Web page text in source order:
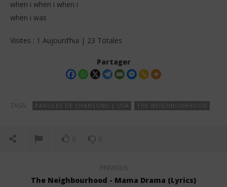
when i when i when i
when i was
Visites : 1 Aujourd’hui | 23 Totales
Partager
TAGS: PAROLES DE CHANSONS | USA THE NEIGHBOURHOOD
0 0
PREVIOUS
The Neighbourhood - Mama Drama (Lyrics)